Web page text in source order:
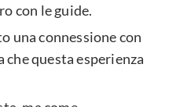
con le guide.
una connessione con
che questa esperienza